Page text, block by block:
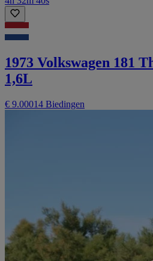
1973 Volkswagen 181
1,6L
€ 9.00014 Biedingen